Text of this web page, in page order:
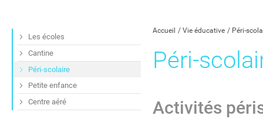
Accueil Vie éducative Péri-
Péri-
Activités
Les écoles
Cantine
Péri-scolaire
Petite enfance
Centre aéré